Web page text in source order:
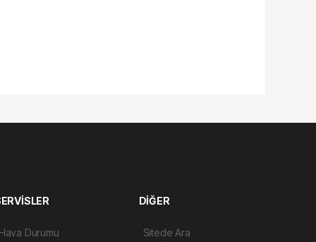
Durumu
DİĞER
Sitede Ara